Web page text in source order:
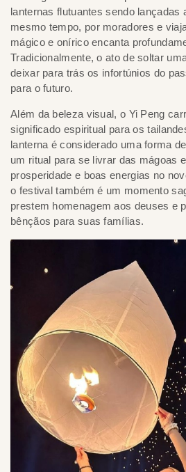
lanternas flutuantes sendo lançadas
mesmo tempo, por moradores e
mágico e onírico encanta
Tradicionalmente, o ato de soltar
deixar para trás os infortúnios do
para o futuro.
Além da beleza visual, o Yi Peng
significado espiritual para os
lanterna é considerado uma forma
um ritual para se livrar das mágoas
prosperidade e boas energias no
o festival também é um momento
prestem homenagem aos deuses e
bênçãos para suas famílias.